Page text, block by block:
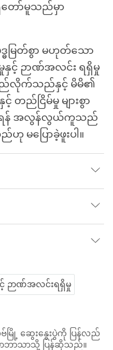
တော်မူသည်မှာ
ဓမြတ်စွာ မဟုတ်သော
င့် ဉာဏ်အလင်း ရရှိမှု
ည်လိုက်သည်နှင့် မိမိ၏
တည်ငြိမ်မှု များစွာ
ရန် အလွန်လွယ်ကူသည်
မပြောခဲ့ဖူးပါ။
ဉာဏ်အလင်းရရှိမှု
ဗ်မြို့ ဆွေးနွေးပွဲကို ပြန်လည်
ာဘာသာသို့ ပြန်ဆိုသည်။